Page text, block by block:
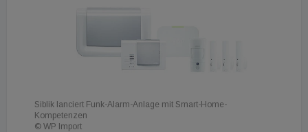
Siblik lanciert Funk-Alarm-Anlage mit Smart-Home-
Kompetenzen
© WP Import